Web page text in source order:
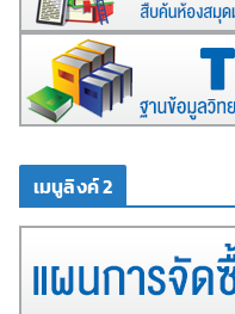
เมนูลิงค์ 2